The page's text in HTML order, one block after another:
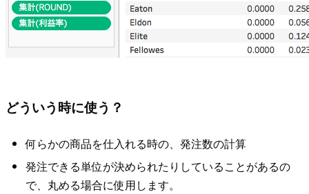
どういう時に使う？
何らかの商品を仕入れる時の、発注数の計算
発注できる単位が決められたりしていることがあるの
で、丸める場合に使用します。